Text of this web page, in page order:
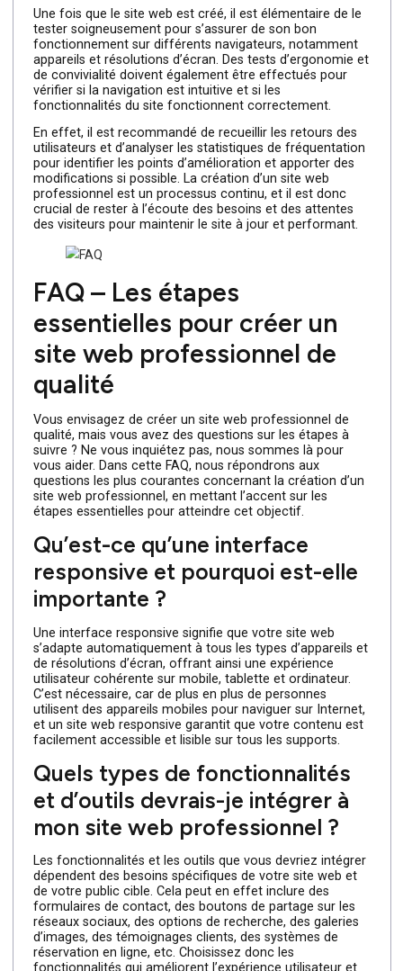
aspects cruciaux pour offrir une expérience utilisateur
optimale. Il est donc recommandé de mettre en place
des mesures de sécurité pour protéger le site contre les
attaques et les intrusions potentielles. Cela peut inclure
l’utilisation de certificats SSL, de pare-feu, de
plugins de sécurité, etc. En plus, il est capital
compressant les images, en optimisant le code, en
utilisant des serveurs performants, etc.
Tester et améliorer le site
en continu :
Une fois que le site web est créé, il est élémentaire de le
tester soigneusement pour s’assurer de son bon
fonctionnement sur différents navigateurs, notamment
appareils et résolutions d’écran. Des tests d’ergonomie
de convivialité doivent également être effectués pour
vérifier si la navigation est intuitive et si les
fonctionnalités du site fonctionnent correctement.
En effet, il est recommandé de recueillir les retours des
utilisateurs et d’analyser les statistiques de
pour identifier les points d’amélioration et apporter des
modifications si possible. La création d’un site web
professionnel est un processus continu, et il est donc
crucial de rester à l’écoute des besoins et des attentes
des visiteurs pour maintenir le site à jour et performant.
FAQ – Les étapes
essentielles pour créer un
site web professionnel de
qualité
Vous envisagez de créer un site web professionnel de
qualité, mais vous avez des questions sur les étapes à
suivre ? Ne vous inquiétez pas, nous sommes là pour
vous aider. Dans cette FAQ, nous répondrons aux
questions les plus courantes concernant la création
site web professionnel, en mettant l’accent sur les
étapes essentielles pour atteindre cet objectif.
Qu’est-ce qu’une interface
responsive et pourquoi est-elle
importante ?
Une interface responsive signifie que votre site web